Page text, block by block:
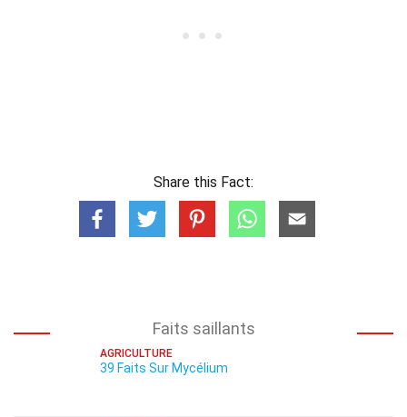
Share this Fact:
Faits saillants
AGRICULTURE
39 Faits Sur Mycélium